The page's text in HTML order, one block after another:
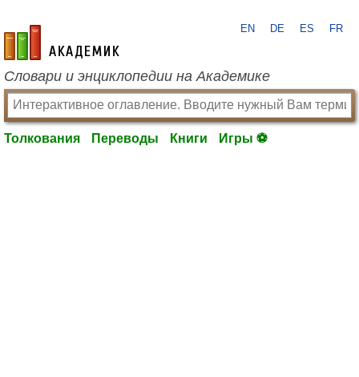
academic.ru
EN DE ES FR
Словари и энциклопедии на Академике
Толкования Переводы Книги Игры ⚽